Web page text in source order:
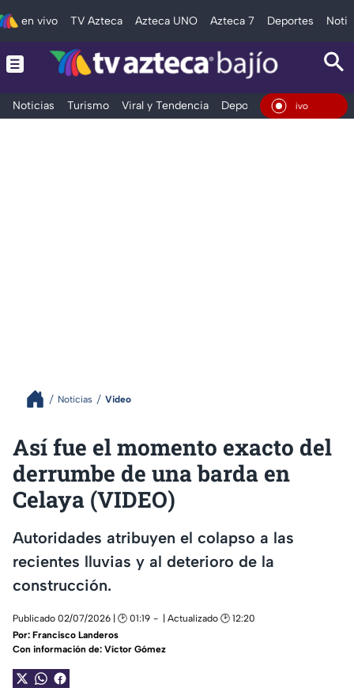
en vivo TV Azteca Azteca UNO Azteca 7 Deportes
Noticias Turismo Viral y Tendencia Deportes Espectáculos
En Vivo
Noticias Video
Así fue el momento exacto del
derrumbe de una barda en
Celaya (VIDEO)
Autoridades atribuyen el colapso a las
recientes lluvias y al deterioro de la
construcción.
Publicado 02/07/2026 | 🕑 01:19
| Actualizado 🕑 12:20
Por: Francisco Landeros
Con información de: Víctor Gómez